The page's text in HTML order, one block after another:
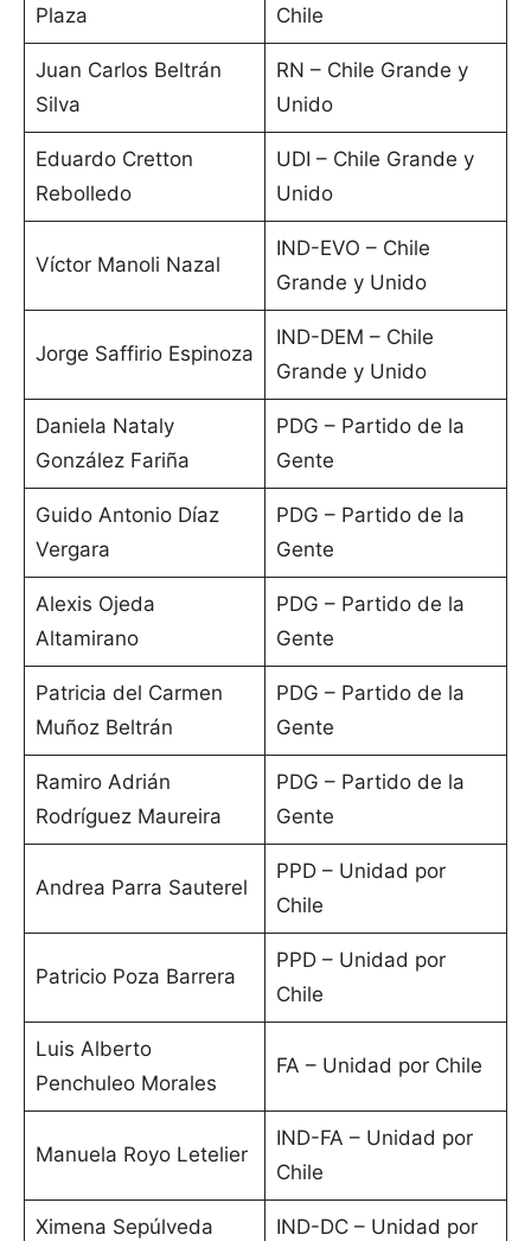
Plaza Chile
Juan Carlos Beltrán
Silva
RN – Chile Grande y
Unido
Eduardo Cretton
Rebolledo
UDI – Chile Grande y
Unido
Víctor Manoli Nazal
IND-EVO – Chile
Grande y Unido
Jorge Saffirio Espinoza
IND-DEM – Chile
Grande y Unido
Daniela Nataly
González Fariña
PDG – Partido de la
Gente
Guido Antonio Díaz
Vergara
PDG – Partido de la
Gente
Alexis Ojeda
Altamirano
PDG – Partido de la
Gente
Patricia del Carmen
Muñoz Beltrán
PDG – Partido de la
Gente
Ramiro Adrián
Rodríguez Maureira
PDG – Partido de la
Gente
Andrea Parra Sauterel
PPD – Unidad por
Chile
Patricio Poza Barrera
PPD – Unidad por
Chile
Luis Alberto
Penchuleo Morales
FA – Unidad por Chile
Manuela Royo Letelier
IND-FA – Unidad por
Chile
Ximena Sepúlveda
IND-DC – Unidad por